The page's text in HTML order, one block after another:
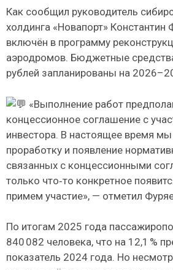
Как сообщил руководитель
холдинга «Новапорт» Константин
включён в программу
аэродромов. Бюджетные
рублей запланированы на
«Выполнение работ
концессионное соглашение с
инвестора. В настоящее время
проработку и появление
связанных с концессионными
только что‑то конкретное
примем участие», — отметил
По итогам 2025 года
840 082 человека, что на 12,1 %
показатель 2024 года. Но